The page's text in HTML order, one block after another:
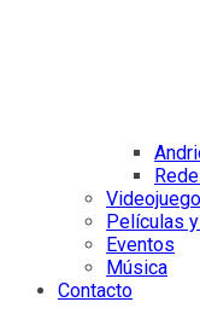
Películas
Eventos
Música
Contacto